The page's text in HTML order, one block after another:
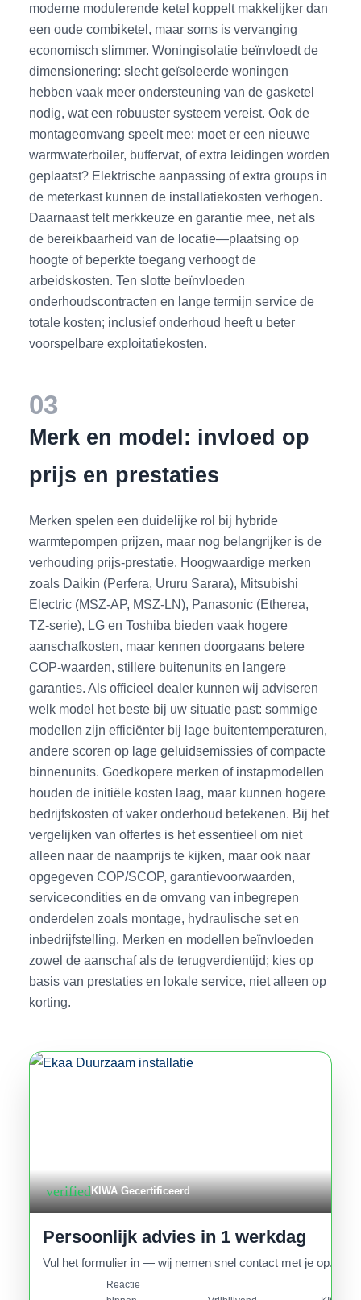
moderne modulerende ketel koppelt makkelijker dan
een oude combiketel, maar soms is vervanging
economisch slimmer. Woningisolatie beïnvloedt de
dimensionering: slecht geïsoleerde woningen
hebben vaak meer ondersteuning van de gasketel
nodig, wat een robuuster systeem vereist. Ook de
montageomvang speelt mee: moet er een nieuwe
warmwaterboiler, buffervat, of extra leidingen worden
geplaatst? Elektrische aanpassing of extra groups in
de meterkast kunnen de installatiekosten verhogen.
Daarnaast telt merkkeuze en garantie mee, net als
de bereikbaarheid van de locatie—plaatsing op
hoogte of beperkte toegang verhoogt de
arbeidskosten. Ten slotte beïnvloeden
onderhoudscontracten en lange termijn service de
totale kosten; inclusief onderhoud heeft u beter
voorspelbare exploitatiekosten.
03
Merk en model: invloed op
prijs en prestaties
Merken spelen een duidelijke rol bij hybride
warmtepompen prijzen, maar nog belangrijker is de
verhouding prijs-prestatie. Hoogwaardige merken
zoals Daikin (Perfera, Ururu Sarara), Mitsubishi
Electric (MSZ-AP, MSZ-LN), Panasonic (Etherea,
TZ-serie), LG en Toshiba bieden vaak hogere
aanschafkosten, maar kennen doorgaans betere
COP-waarden, stillere buitenunits en langere
garanties. Als officieel dealer kunnen wij adviseren
welk model het beste bij uw situatie past: sommige
modellen zijn efficiënter bij lage buitentemperaturen,
andere scoren op lage geluidsemissies of compacte
binnenunits. Goedkopere merken of instapmodellen
houden de initiële kosten laag, maar kunnen hogere
bedrijfskosten of vaker onderhoud betekenen. Bij het
vergelijken van offertes is het essentieel om niet
alleen naar de naamprijs te kijken, maar ook naar
opgegeven COP/SCOP, garantievoorwaarden,
servicecondities en de omvang van inbegrepen
onderdelen zoals montage, hydraulische set en
inbedrijfstelling. Merken en modellen beïnvloeden
zowel de aanschaf als de terugverdientijd; kies op
basis van prestaties en lokale service, niet alleen op
korting.
verifiedKIWA Gecertificeerd
Persoonlijk advies in 1 werkdag
Vul het formulier in — wij nemen snel contact met je op.
Reactie